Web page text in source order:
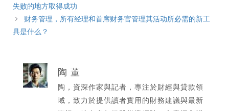
失败的地方取得成功
财务管理，所有经理和首席财务官管理其活动所必需的新工
具是什么？
陶 董
陶，資深作家與記者，專注於財經與貸款領
域，致力於提供讀者實用的財務建議與最新